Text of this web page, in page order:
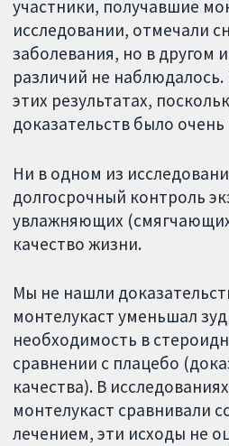
участники, получавшие
исследовании, отмечали
заболевания, но в другом
различий не
этих результатах,
доказательств было
Ни в одном из
долгосрочный контроль
увлажняющих
качество жизни.
Мы не нашли
монтелукаст уменьшал
необходимость в
сравнении с плацебо
качества). В
монтелукаст сравнивали
лечением, эти исходы не